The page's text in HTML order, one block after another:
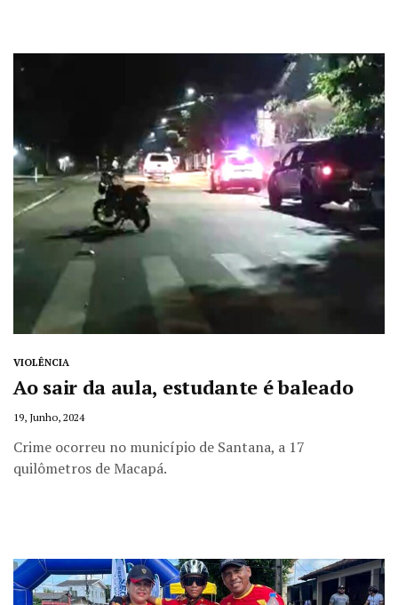
VIOLÊNCIA
Ao sair da aula, estudante é baleado
19, Junho, 2024
Crime ocorreu no município de Santana, a 17
quilômetros de Macapá.